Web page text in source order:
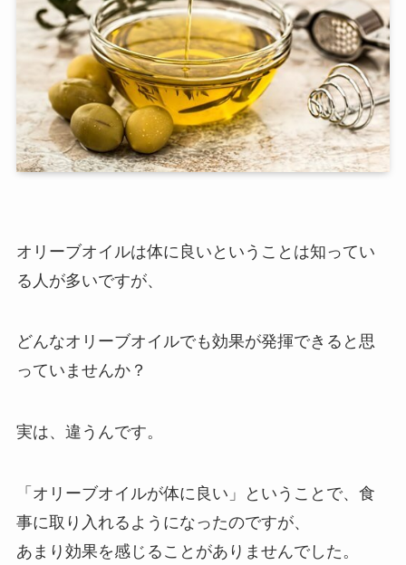
オリーブオイルは体に良いということは知ってい
る人が多いですが、
どんなオリーブオイルでも効果が発揮できると思
っていませんか？
実は、違うんです。
「オリーブオイルが体に良い」ということで、食
事に取り入れるようになったのですが、
あまり効果を感じることがありませんでした。